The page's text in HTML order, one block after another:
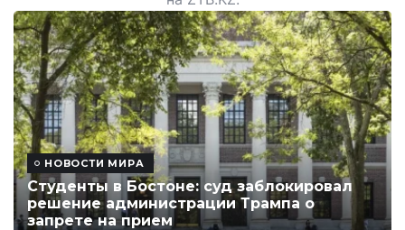
НОВОСТИ МИРА
Студенты в Бостоне: суд заблокировал
решение администрации Трампа о
запрете на прием